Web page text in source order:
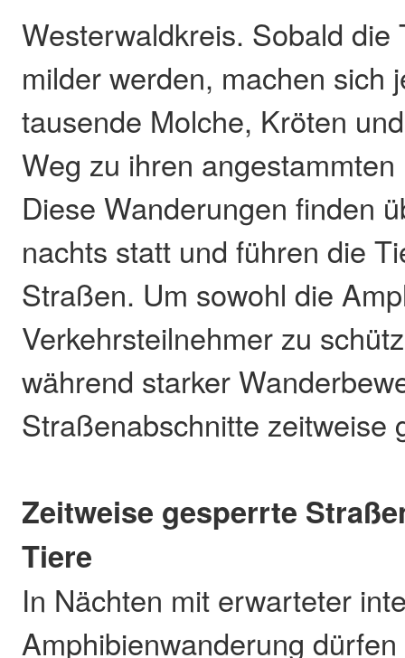
Westerwaldkreis. Sobald die
milder werden, machen sich
tausende Molche, Kröten
Weg zu ihren
Diese Wanderungen finden
nachts statt und führen die
Straßen. Um sowohl die
Verkehrsteilnehmer zu
während starker
Straßenabschnitte zeitweise
Zeitweise gesperrte
Tiere
In Nächten mit erwarteter
Amphibienwanderung